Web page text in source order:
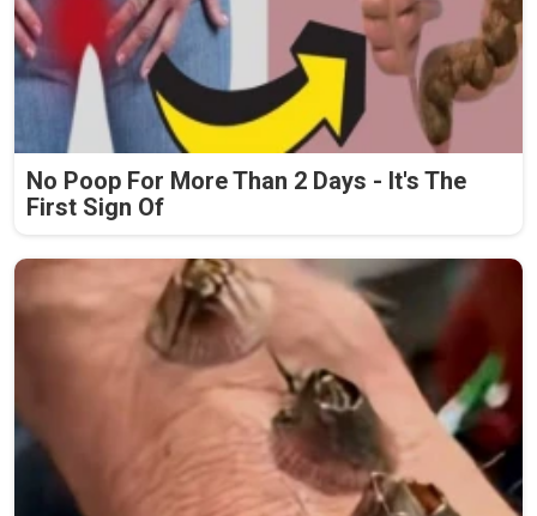
No Poop For More Than 2 Days - It's The
First Sign Of